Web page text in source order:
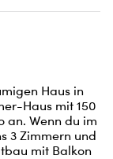
Haus in
Haus mit 150
an. Wenn du im
3 Zimmern und
mit Balkon